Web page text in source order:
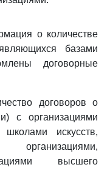
о количестве
базами
договорные
договоров о
с организациями
искусств,
высшего